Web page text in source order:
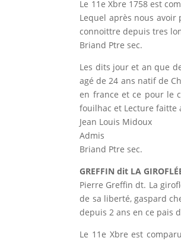
Le 11e Xbre 1758 est
Lequel après nous
connoittre depuis tres
Briand Ptre sec.
Les dits jour et an que
agé de 24 ans natif de
en france et ce pour le
fouilhac et Lecture faitte
Jean Louis Midoux
Admis
Briand Ptre sec.
GREFFIN dit LA
Pierre Greffin dt. La
de sa liberté, gaspard
depuis 2 ans en ce pais
Le 11e Xbre est